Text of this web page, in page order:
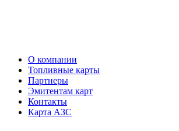
О компании
Топливные карты
Партнеры
Эмитентам карт
Контакты
Карта АЗС